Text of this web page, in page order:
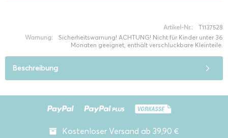
Artikel-Nr.:
T1137528
Warnung:
Sicherheitswarnung! ACHTUNG! Nicht für Kinder unter 36
Monaten geeignet, enthält verschluckbare Kleinteile.
Beschreibung
Kostenloser Versand ab 39,90 €